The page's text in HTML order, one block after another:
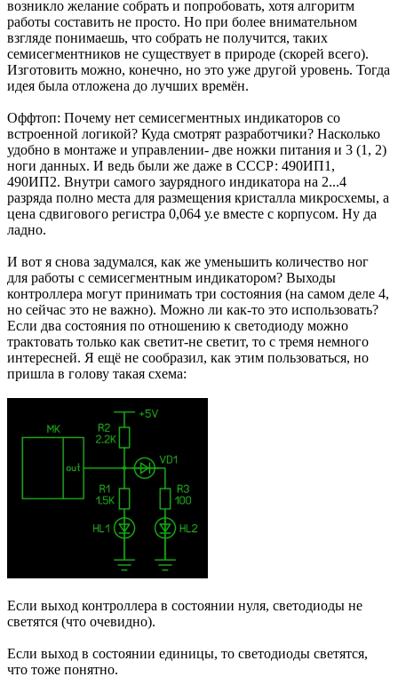
возникло желание собрать и попробовать, хотя алгоритм
работы составить не просто. Но при более внимательном
взгляде понимаешь, что собрать не получится, таких
семисегментников не существует в природе (скорей всего).
Изготовить можно, конечно, но это уже другой уровень. Тогда
идея была отложена до лучших времён.
Оффтоп: Почему нет семисегментных индикаторов со
встроенной логикой? Куда смотрят разработчики? Насколько
удобно в монтаже и управлении- две ножки питания и 3 (1, 2)
ноги данных. И ведь были же даже в СССР: 490ИП1,
490ИП2. Внутри самого заурядного индикатора на 2...4
разряда полно места для размещения кристалла микросхемы, а
цена сдвигового регистра 0,064 у.е вместе с корпусом. Ну да
ладно.
И вот я снова задумался, как же уменьшить количество ног
для работы с семисегментным индикатором? Выходы
контроллера могут принимать три состояния (на самом деле 4,
но сейчас это не важно). Можно ли как-то это использовать?
Если два состояния по отношению к светодиоду можно
трактовать только как светит-не светит, то с тремя немного
интересней. Я ещё не сообразил, как этим пользоваться, но
пришла в голову такая схема:
Если выход контроллера в состоянии нуля, светодиоды не
светятся (что очевидно).
Если выход в состоянии единицы, то светодиоды светятся,
что тоже понятно.